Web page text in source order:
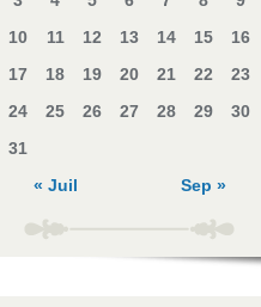
10
11 12 13 14 15
16
17
18 19 20 21 22
23
24
25 26 27 28 29
30
31
« Juil
Sep »